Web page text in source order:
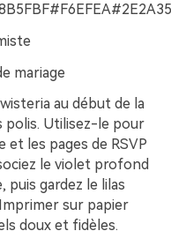
mariage
au début de la
polis. Utilisez-le pour
et les pages de RSVP
le violet profond
puis gardez le lilas
sur papier
doux et fidèles.